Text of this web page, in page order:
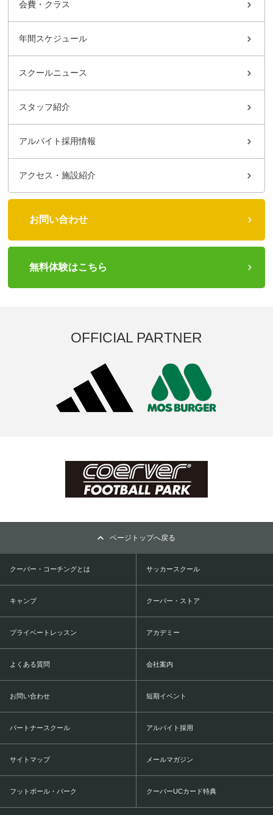
会費・クラス
年間スケジュール
スクールニュース
スタッフ紹介
アルバイト採用情報
アクセス・施設紹介
お問い合わせ
無料体験はこちら
OFFICIAL PARTNER
ページトップへ戻る
クーバー・コーチングとは サッカースクール
キャンプ クーバー・ストア
プライベートレッスン アカデミー
よくある質問 会社案内
お問い合わせ 短期イベント
パートナースクール アルバイト採用
サイトマップ メールマガジン
フットボール・パーク クーバーUCカード特典